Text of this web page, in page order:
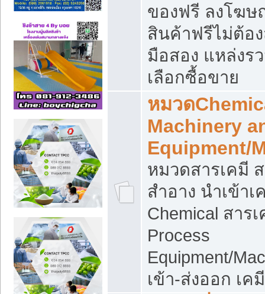
ของฟรี ลงโฆ
สินค้าฟรีไม่ต้อ
มือสอง แหล่งร
เลือกซื้อขาย
หมวด
Machinery
Equipment/
หมวดสารเคมี
สำอาง นำเข้
Chemical สาร
Process
Equipment/
เข้า-ส่งออก เ